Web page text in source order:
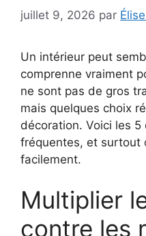
juillet 9, 2026 par
Un intérieur peut
comprenne vraiment
ne sont pas de gros
mais quelques choix
décoration. Voici les 5
fréquentes, et surtout
facilement.
Multiplier
contre les